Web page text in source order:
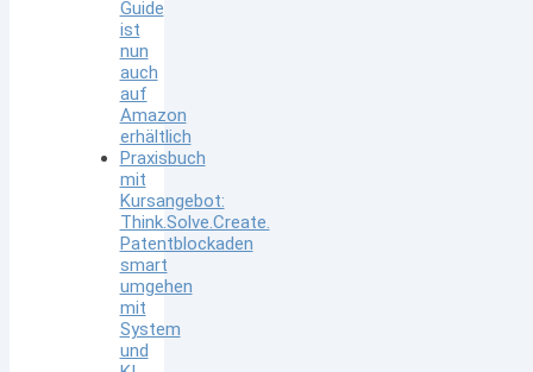
Guide
ist
nun
auch
auf
Amazon
erhältlich
Praxisbuch
mit
Kursangebot:
Think.Solve.Create.
Patentblockaden
smart
umgehen
mit
System
und